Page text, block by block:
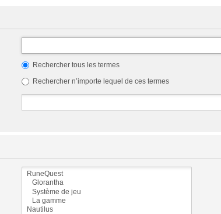
Rechercher tous les termes
Rechercher n’importe lequel de ces termes